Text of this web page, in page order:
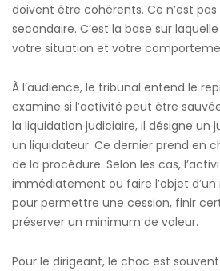
doivent être cohérents. Ce n’est
secondaire. C’est la base sur
votre situation et votre
À l’audience, le tribunal entend le
examine si l’activité peut être
la liquidation judiciaire, il désigne un
un liquidateur. Ce dernier prend en
de la procédure. Selon les cas,
immédiatement ou faire l’objet
pour permettre une cession, finir
préserver un minimum de valeur.
Pour le dirigeant, le choc est